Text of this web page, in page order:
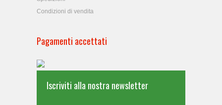
Condizioni di vendita
Pagamenti accettati
Iscriviti alla nostra newsletter